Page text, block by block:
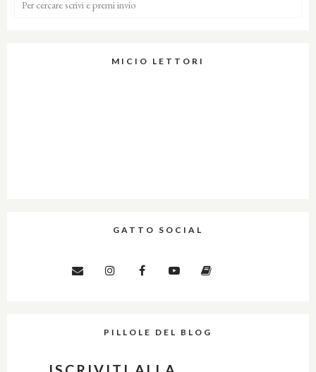
MICIO LETTORI
GATTO SOCIAL
PILLOLE DEL BLOG